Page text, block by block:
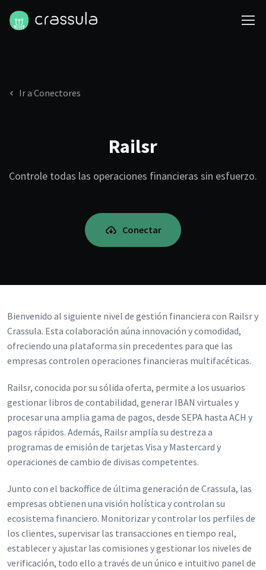
Ir a Conectores
Railsr
Controle todas las operaciones financieras sin esfuerzo.
Conectar
Bienvenido al siguiente nivel de gestión financiera con Railsr y
Crassula. Esta colaboración aúna innovación y comodidad,
ofreciendo una plataforma sin precedentes para que las
empresas controlen operaciones financieras multifacéticas.
Railsr, conocida por su sólida oferta, permite a los usuarios
gestionar libros de contabilidad, generar IBAN virtuales y
procesar una amplia gama de pagos, desde SEPA hasta ACH y
pagos rápidos. Además, Railsr amplía su destreza a
programas de emisión de tarjetas Visa y Mastercard y
operaciones de cambio de divisas competentes.
Junto con el backoffice de última generación de Crassula, las
empresas obtienen una visión holística y controlan su
ecosistema financiero. Monitorizar y controlar los perfiles de
los clientes, supervisar las transacciones en tiempo real,
establecer y ajustar las comisiones y gestionar los niveles de
verificación, todo ello a través de un único e intuitivo panel de